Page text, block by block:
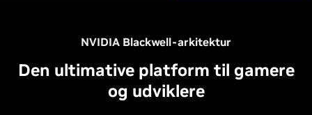
NVIDIA Blackwell-arkitektur
Den ultimative platform til gamere
og udviklere